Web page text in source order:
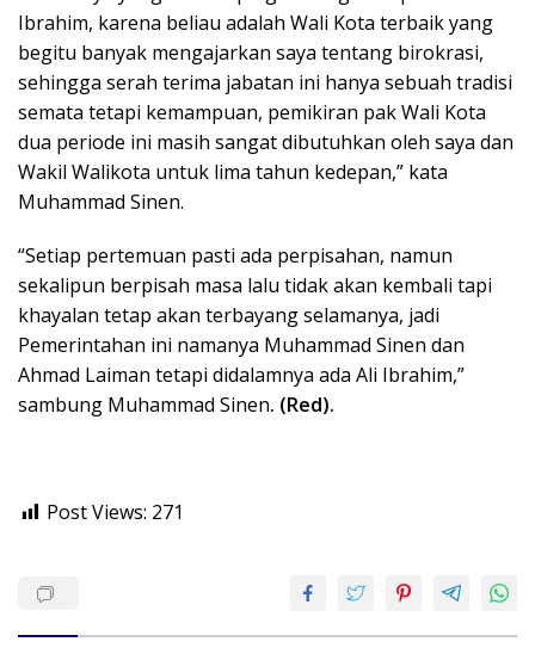
Ibrahim, karena beliau adalah Wali Kota terbaik yang
begitu banyak mengajarkan saya tentang birokrasi,
sehingga serah terima jabatan ini hanya sebuah tradisi
semata tetapi kemampuan, pemikiran pak Wali Kota
dua periode ini masih sangat dibutuhkan oleh saya dan
Wakil Walikota untuk lima tahun kedepan,” kata
Muhammad Sinen.
“Setiap pertemuan pasti ada perpisahan, namun
sekalipun berpisah masa lalu tidak akan kembali tapi
khayalan tetap akan terbayang selamanya, jadi
Pemerintahan ini namanya Muhammad Sinen dan
Ahmad Laiman tetapi didalamnya ada Ali Ibrahim,”
sambung Muhammad Sinen. (Red).
Post Views: 271